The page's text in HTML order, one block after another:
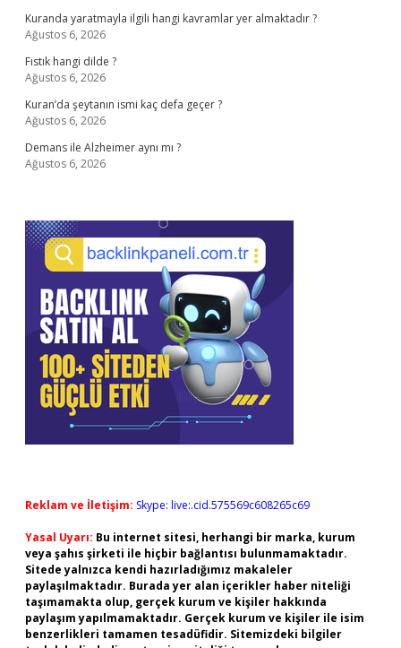
Kuranda yaratmayla ilgili hangi kavramlar yer almaktadır ?
Ağustos 6, 2026
Fıstık hangi dilde ?
Ağustos 6, 2026
Kuran’da şeytanın ismi kaç defa geçer ?
Ağustos 6, 2026
Demans ile Alzheimer aynı mı ?
Ağustos 6, 2026
Reklam ve İletişim: Skype: live:.cid.575569c608265c69
Yasal Uyarı: Bu internet sitesi, herhangi bir marka, kurum
veya şahıs şirketi ile hiçbir bağlantısı bulunmamaktadır.
Sitede yalnızca kendi hazırladığımız makaleler
paylaşılmaktadır. Burada yer alan içerikler haber niteliği
taşımamakta olup, gerçek kurum ve kişiler hakkında
paylaşım yapılmamaktadır. Gerçek kurum ve kişiler ile isim
benzerlikleri tamamen tesadüfidir. Sitemizdeki bilgiler